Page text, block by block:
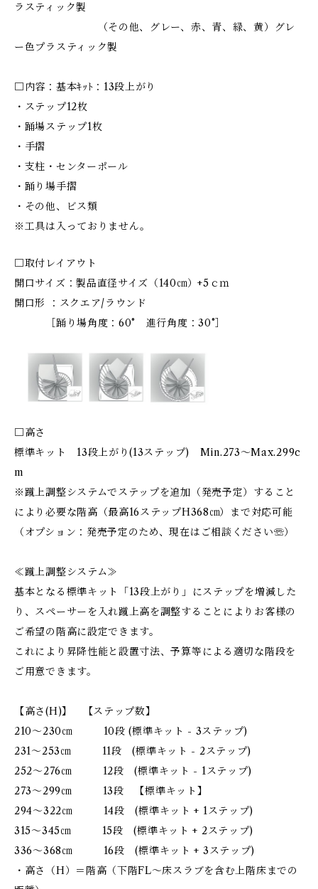
ラスティック製
（その他、グレー、赤、青、緑、黄）グレ
ー色プラスティック製
□内容：基本ｷｯﾄ：13段上がり
・ステップ12枚
・踊場ステップ1枚
・手摺
・支柱・センターポール
・踊り場手摺
・その他、ビス類
※工具は入っておりません。
□取付レイアウト
開口サイズ：製品直径サイズ（140㎝）+5ｃｍ
開口形 ：スクエア/ラウンド
［踊り場角度：60° 進行角度：30°］
□高さ
標準キット 13段上がり(13ステップ) Min.273～Max.299c
m
※蹴上調整システムでステップを追加（発売予定）すること
により必要な階高（最高16ステップH368㎝）まで対応可能
（オプション：発売予定のため、現在はご相談ください☏）
≪蹴上調整システム≫
基本となる標準キット「13段上がり」にステップを増減した
り、スペーサーを入れ蹴上高を調整することによりお客様の
ご希望の階高に設定できます。
これにより昇降性能と設置寸法、予算等による適切な階段を
ご用意できます。
【高さ(H)】 【ステップ数】
210～230㎝ 10段 (標準キット - 3ステップ)
231～253㎝ 11段 (標準キット - 2ステップ)
252～276㎝ 12段 (標準キット - 1ステップ)
273～299㎝ 13段 【標準キット】
294～322㎝ 14段 (標準キット + 1ステップ)
315～345㎝ 15段 (標準キット + 2ステップ)
336～368㎝ 16段 (標準キット + 3ステップ)
・高さ（H）＝階高（下階FL～床スラブを含む上階床までの